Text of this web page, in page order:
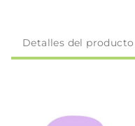
Detalles del producto